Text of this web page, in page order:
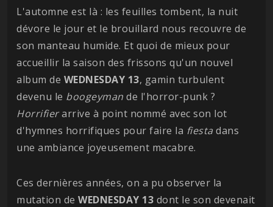
L'automne est là : les feuilles tombent, la nuit
dévore le jour et le brouillard nous recouvre de
son manteau humide. Et quoi de mieux pour
accueillir la saison des frissons qu'un nouvel
album de WEDNESDAY 13, gamin turbulent
devenu le boogeyman de l'horror-punk ?
Horrifierarrive à point nommé avec son lot
d'hymnes horrifiques pour faire la fiesta dans
une ambiance joyeusement macabre.
Ces dernières années, on a pu observer la
mutation de WEDNESDAY 13 dont le son devenait